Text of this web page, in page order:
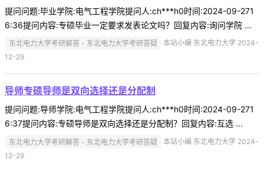
提问问题:毕业学院:电气工程学院提问人:ch***h0时间:2024-09-271
6:36提问内容:专硕毕业一定要求发表论文吗？回复内容:询问学院 ...
东北电力大学考研解答 - 东北电力大学考研答疑
本站小编 东北电力大学 2024-
12-29
导师专硕导师是双向选择还是分配制
提问问题:导师学院:电气工程学院提问人:ch***h0时间:2024-09-271
6:37提问内容:专硕导师是双向选择还是分配制？回复内容:互选 ...
东北电力大学考研解答 - 东北电力大学考研答疑
本站小编 东北电力大学 2024-
12-29